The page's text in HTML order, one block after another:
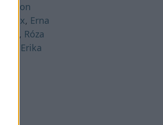
Ágoston
Beatrix, Erna
, Róza
Erika